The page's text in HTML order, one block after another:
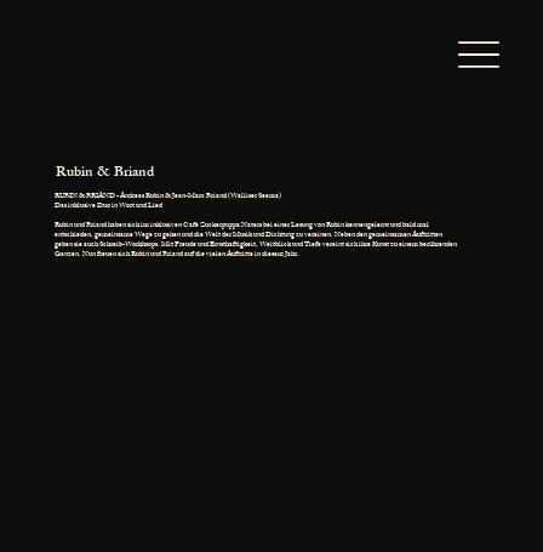
Rubin & Briand
RUBIN & BRIAND - Andreas Rubin & Jean-Marc Briand (Walliser Seema)
Das inklusive Duo in Wort und Lied
Rubin und Briand haben sich im inklusiven Café Zuckerpuppa Naters bei einer Lesung von Rubin kennengelernt und bald mal
entschieden, gemeinsame Wege zu gehen und die Welt der Musik und Dichtung zu vereinen. Neben den gemeinsamen Auftritten
geben sie auch Schreib-Workhsops. Mit Freude und Ernsthaftigkeit, Weitblick und Tiefe vereint sich ihre Kunst zu einem berührenden
Ganzen. Nun freuen sich Rubin und Briand auf die vielen Auftritte in diesem Jahr.